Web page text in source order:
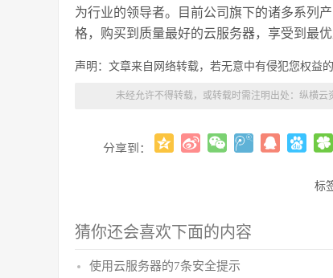
为行业的领导者。目前公司旗下的诸多系列
格，购买到质量最好的云服务器，享受到最优
声明：文章来自网络转载，若无意中有侵犯您权益
未经允许不得转载，或转载时需注明出处： 纵横云
分享到：
标
猜你还会喜欢下面的内容
使用云服务器的7条安全提示